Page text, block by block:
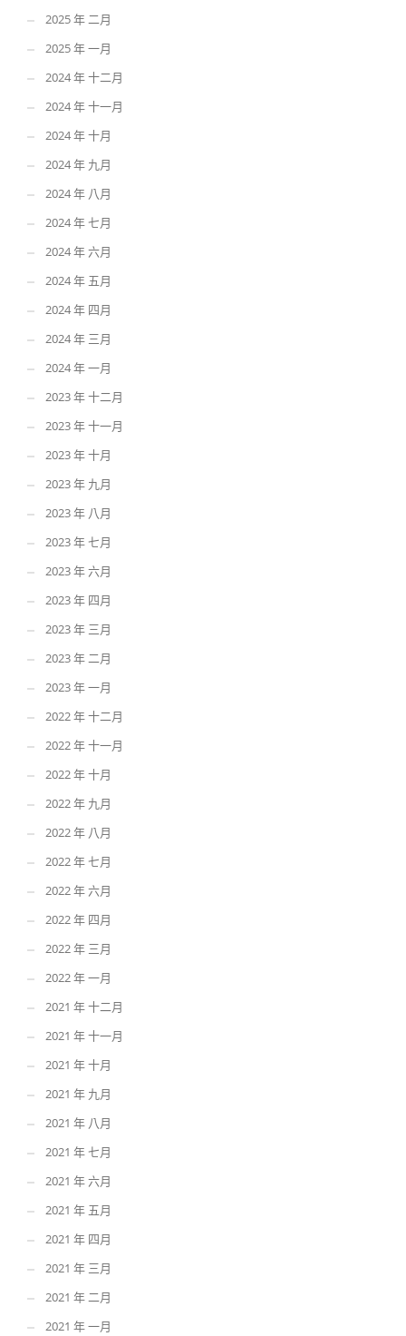
2025 年 二月
2025 年 一月
2024 年 十二月
2024 年 十一月
2024 年 十月
2024 年 九月
2024 年 八月
2024 年 七月
2024 年 六月
2024 年 五月
2024 年 四月
2024 年 三月
2024 年 一月
2023 年 十二月
2023 年 十一月
2023 年 十月
2023 年 九月
2023 年 八月
2023 年 七月
2023 年 六月
2023 年 四月
2023 年 三月
2023 年 二月
2023 年 一月
2022 年 十二月
2022 年 十一月
2022 年 十月
2022 年 九月
2022 年 八月
2022 年 七月
2022 年 六月
2022 年 四月
2022 年 三月
2022 年 一月
2021 年 十二月
2021 年 十一月
2021 年 十月
2021 年 九月
2021 年 八月
2021 年 七月
2021 年 六月
2021 年 五月
2021 年 四月
2021 年 三月
2021 年 二月
2021 年 一月